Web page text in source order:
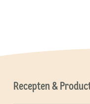
Recepten &